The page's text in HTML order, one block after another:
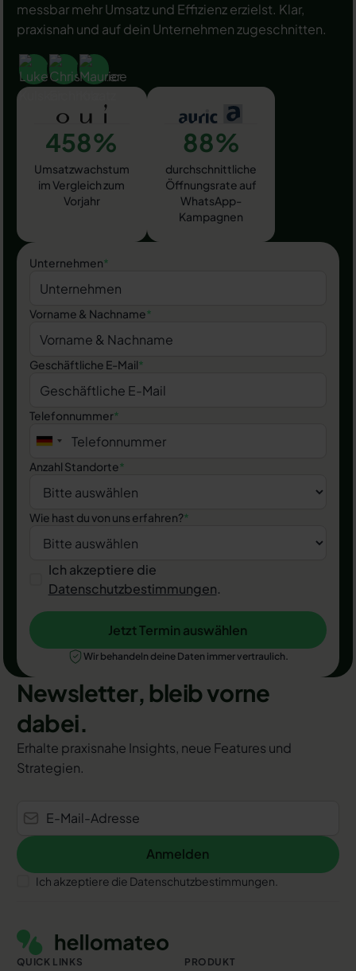
messbar mehr Umsatz und Effizienz erzielst. Klar,
praxisnah und auf dein Unternehmen zugeschnitten.
458%
Umsatzwachstum
im Vergleich zum
Vorjahr
88%
durchschnittliche
Öffnungsrate auf
WhatsApp-
Kampagnen
Unternehmen*
Vorname & Nachname*
Geschäftliche E-Mail*
Telefonnummer*
Anzahl Standorte*
Wie hast du von uns erfahren?*
Ich akzeptiere die
Datenschutzbestimmungen.
Jetzt Termin auswählen
Jetzt Termin auswählen
Wir behandeln deine Daten immer vertraulich.
Newsletter, bleib vorne
dabei.
Erhalte praxisnahe Insights, neue Features und
Strategien.
Anmelden
Anmelden
Ich akzeptiere die Datenschutzbestimmungen.
QUICK LINKS PRODUKT